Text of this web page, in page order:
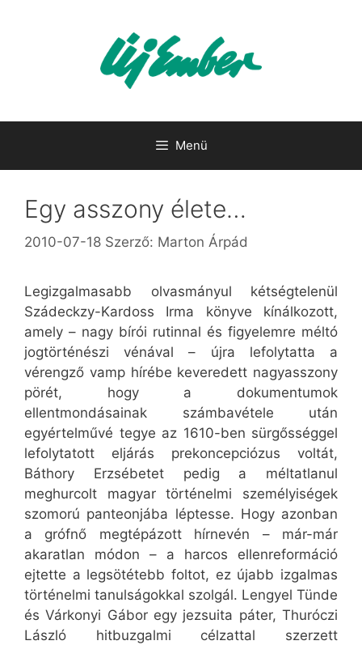
Menü
Egy asszony élete…
2010-07-18 Szerző: Marton Árpád
Legizgalmasabb olvasmányul kétségtelenül
Szádeckzy-Kardoss Irma könyve kínálkozott,
amely – nagy bírói rutinnal és figyelemre méltó
jogtörténészi vénával – újra lefolytatta a
vérengző vamp hírébe keveredett nagyasszony
pörét, hogy a dokumentumok
ellentmondásainak számbavétele után
egyértelművé tegye az 1610-ben sürgősséggel
lefolytatott eljárás prekoncepciózus voltát,
Báthory Erzsébetet pedig a méltatlanul
meghurcolt magyar történelmi személyiségek
szomorú panteonjába léptesse. Hogy azonban
a grófnő megtépázott hírnevén – már-már
akaratlan módon – a harcos ellenreformáció
ejtette a legsötétebb foltot, ez újabb izgalmas
történelmi tanulságokkal szolgál. Lengyel Tünde
és Várkonyi Gábor egy jezsuita páter, Thuróczi
László hitbuzgalmi célzattal szerzett